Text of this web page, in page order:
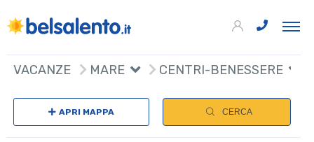
VACANZE MARE CENTRI-BENESSERE
APRI MAPPA CERCA